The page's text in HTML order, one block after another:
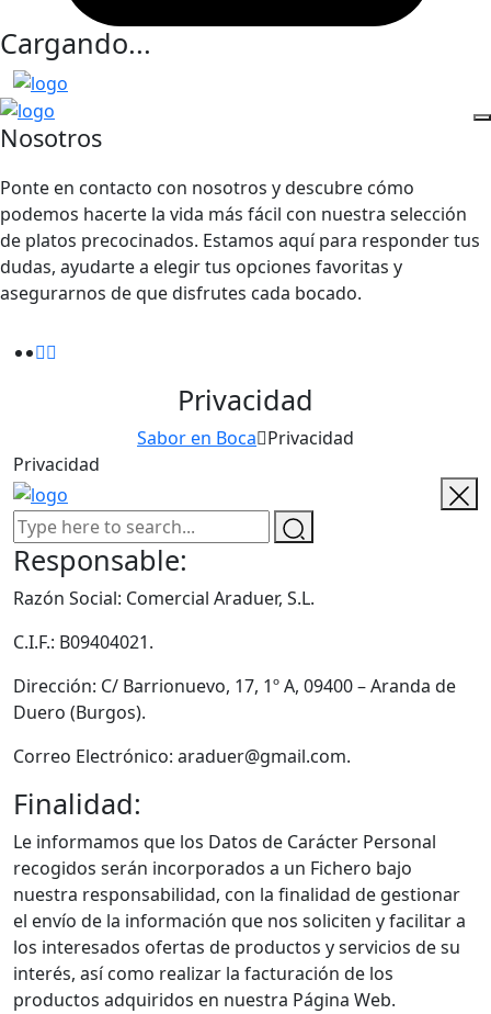
Cargando...
Nosotros
Ponte en contacto con nosotros y descubre cómo
podemos hacerte la vida más fácil con nuestra selección
de platos precocinados. Estamos aquí para responder tus
dudas, ayudarte a elegir tus opciones favoritas y
asegurarnos de que disfrutes cada bocado.
Privacidad
Sabor en Boca Privacidad
Privacidad
Responsable:
Razón Social: Comercial Araduer, S.L.
C.I.F.: B09404021.
Dirección: C/ Barrionuevo, 17, 1º A, 09400 – Aranda de
Duero (Burgos).
Correo Electrónico: araduer@gmail.com.
Finalidad:
Le informamos que los Datos de Carácter Personal
recogidos serán incorporados a un Fichero bajo
nuestra responsabilidad, con la finalidad de gestionar
el envío de la información que nos soliciten y facilitar a
los interesados ofertas de productos y servicios de su
interés, así como realizar la facturación de los
productos adquiridos en nuestra Página Web.